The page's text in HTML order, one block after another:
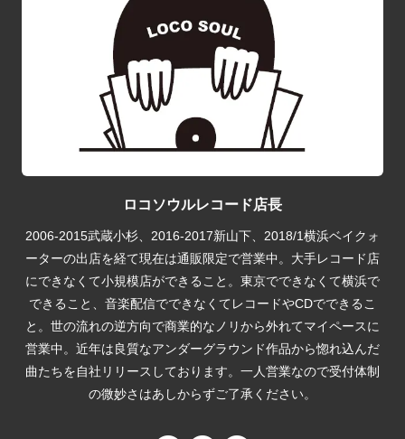
ロコソウルレコード店長
2006-2015武蔵小杉、2016-2017新山下、2018/1横浜ベイクォ
ーターの出店を経て現在は通販限定で営業中。大手レコード店
にできなくて小規模店ができること。東京でできなくて横浜で
できること、音楽配信でできなくてレコードやCDでできるこ
と。世の流れの逆方向で商業的なノリから外れてマイペースに
営業中。近年は良質なアンダーグラウンド作品から惚れ込んだ
曲たちを自社リリースしております。一人営業なので受付体制
の微妙さはあしからずご了承ください。